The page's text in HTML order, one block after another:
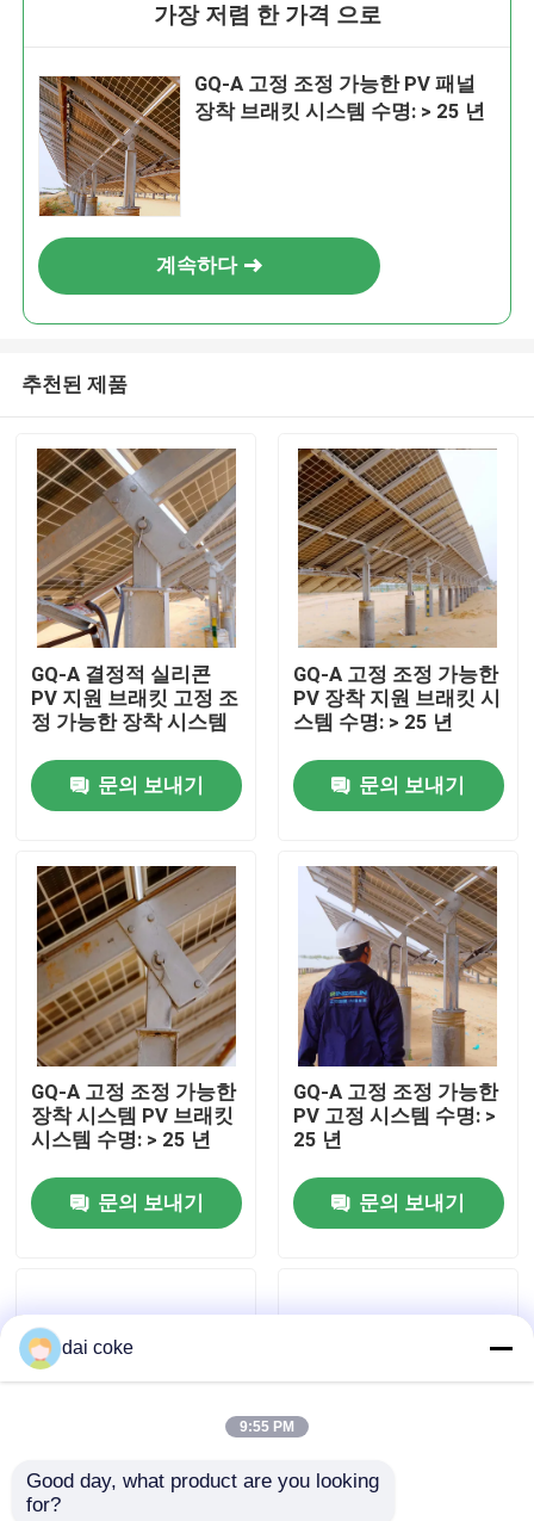
제품
화면
우리에 대하여
공장 여행
품질 관리
인용문을 요구하세요
브라켓을 탑재하는 PV 패널
조정할 수 있는 태양 전지판 브라켓
가장 저렴 한 가격 으로
GQ-A 고정 조정 가능한 PV 패널
장착 브래킷 시스템 수명: > 25 년
계속하다
추천된 제품
GQ-A 결정적 실리콘
PV 지원 브래킷 고정 조
정 가능한 장착 시스템
문의 보내기
GQ-A 고정 조정 가능한
PV 장착 지원 브래킷 시
스템 수명: > 25 년
문의 보내기
GQ-A 고정 조정 가능한
장착 시스템 PV 브래킷
시스템 수명: > 25 년
문의 보내기
GQ-A 고정 조정 가능한
PV 고정 시스템 수명: >
25 년
문의 보내기
신뢰성 있는 PV 장착 브
dai coke
9:55 PM
Good day, what product are you looking
for?